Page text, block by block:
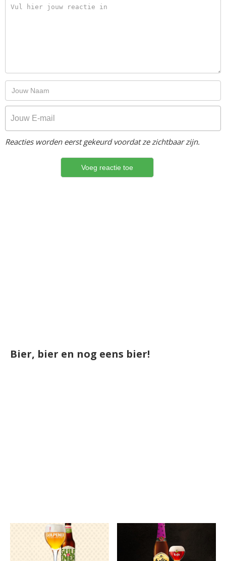
Reacties worden eerst gekeurd voordat ze zichtbaar zijn.
Bier, bier en nog eens bier!